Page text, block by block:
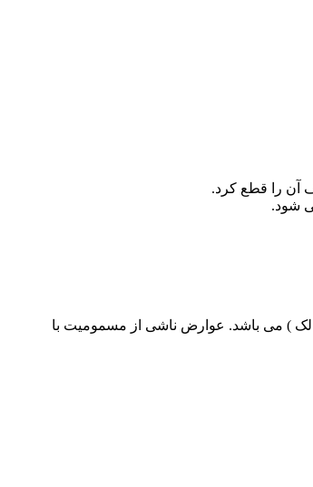
) می باشد. عوارض ناشی از مسمومیت با